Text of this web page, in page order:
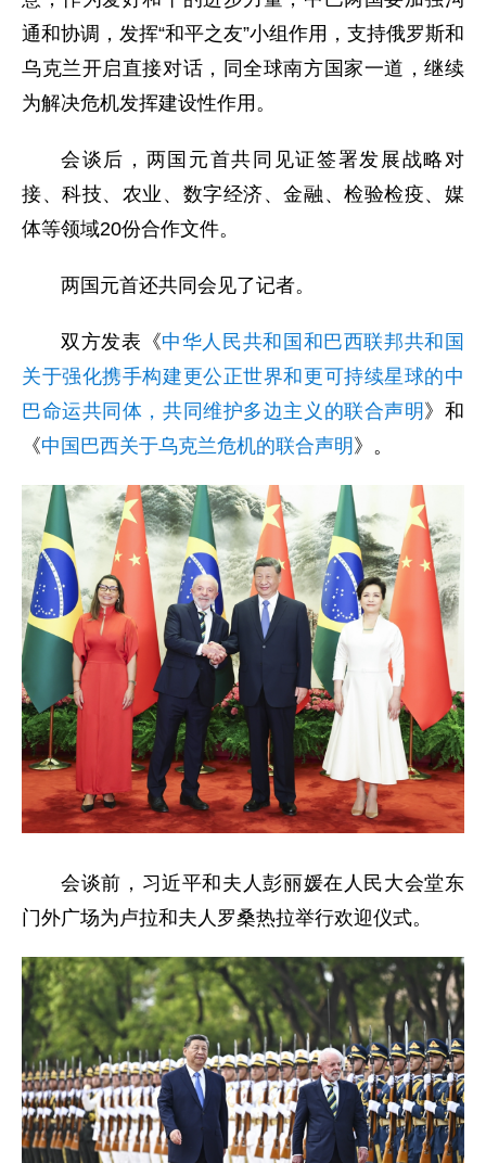
通和协调，发挥“和平之友”小组作用，支持俄罗斯和
乌克兰开启直接对话，同全球南方国家一道，继续
为解决危机发挥建设性作用。
会谈后，两国元首共同见证签署发展战略对
接、科技、农业、数字经济、金融、检验检疫、媒
体等领域20份合作文件。
两国元首还共同会见了记者。
双方发表《中华人民共和国和巴西联邦共和国
关于强化携手构建更公正世界和更可持续星球的中
巴命运共同体，共同维护多边主义的联合声明 》和
《中国巴西关于乌克兰危机的联合声明 》。
会谈前，习近平和夫人彭丽媛在人民大会堂东
门外广场为卢拉和夫人罗桑热拉举行欢迎仪式。